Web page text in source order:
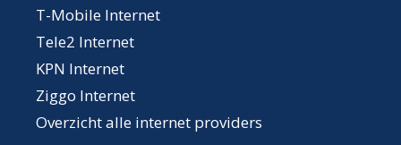
T-Mobile Internet
Tele2 Internet
KPN Internet
Ziggo Internet
Overzicht alle internet providers